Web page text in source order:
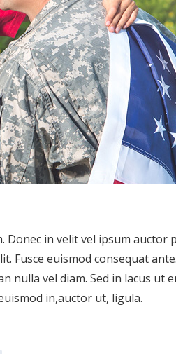
in velit vel ipsum auctor
Fusce euismod consequat
nulla vel diam. Sed in lacus ut
in,auctor ut, ligula.